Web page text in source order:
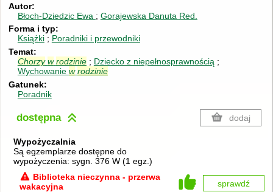
Autor
Błoch-Dziedzic Ewa
Gorajewska Danuta Red.
Forma i typ
Książki
Poradniki i przewodniki
Temat
Chorzy w rodzinie
Dziecko z niepełnosprawnością
Wychowanie w rodzinie
Gatunek
Poradnik
dostępna dodaj
Wypożyczalnia
Są egzemplarze dostępne do
wypożyczenia: sygn. 376 W (1 egz. )
Biblioteka nieczynna - przerwa
wakacyjna
sprawdź